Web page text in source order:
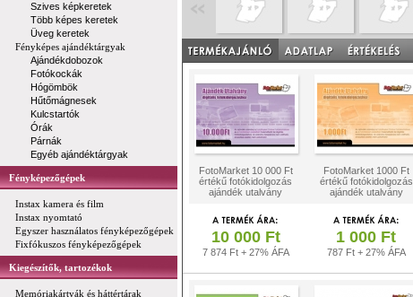
Szives képkeretek
Több képes keretek
Üveg keretek
Fényképes ajándéktárgyak
Ajándékdobozok
Fotókockák
Hógömbök
Hűtőmágnesek
Kulcstartók
Órák
Párnák
Egyéb ajándéktárgyak
Fényképezőgépek
Instax kamera és film
Instax nyomtató
Egyszer használatos fényképezőgépek
Fixfókuszos fényképezőgépek
Kiegészítők, tartozékok
Memóriakártyák és háttértárak
FotoMarket 10 000 Ft
értékű fotókidolgozás
ajándék utalvány
FotoMarket 1000 Ft
értékű fotókidolgozás
ajándék utalvány
10 000 Ft
7 874 Ft + 27% ÁFA
1 000 Ft
787 Ft + 27% ÁFA